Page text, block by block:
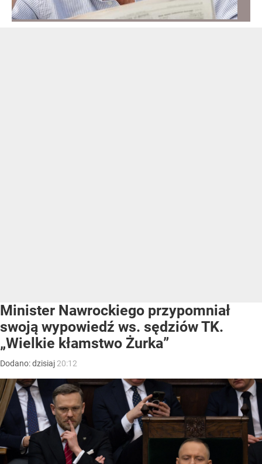
Minister Nawrockiego przypomniał
swoją wypowiedź ws. sędziów TK.
„Wielkie kłamstwo Żurka”
Dodano:dzisiaj 20:12